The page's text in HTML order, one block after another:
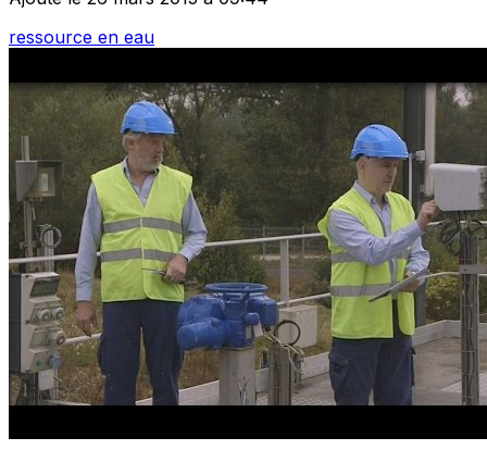
ressource en eau